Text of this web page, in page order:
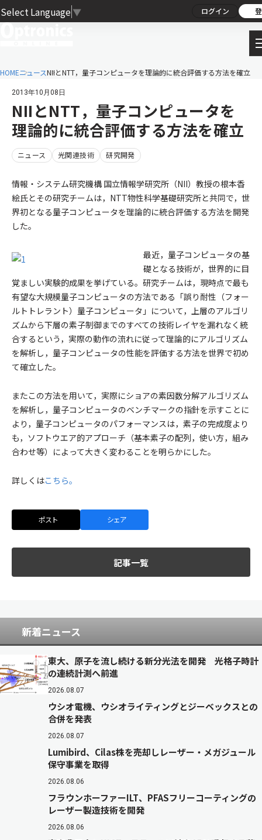
Select Language ▼ ログイン
HOMEニュースNIIとNTT，量子コンピュータを理論的に統合評価する方法を確立
2013年10月08日
NIIとNTT，量子コンピュータを
理論的に統合評価する方法を確立
ニュース 光関連技術 研究開発
情報・システム研究機構 国立情報学研究所（NII）教授の根本香
絵氏とその研究チームは，NTT物性科学基礎研究所と共同で，世
界初となる量子コンピュータを理論的に統合評価する方法を開発
した。
最近，量子コンピュータの基
礎となる技術が，世界的に目
覚ましい実験的成果を挙げている。研究チームは，現時点で最も
有望な大規模量子コンピュータの方法である「誤り耐性（フォー
ルトトレラント）量子コンピュータ」について，上層のアルゴリ
ズムから下層の素子制御までのすべての技術レイヤを漏れなく統
合するという，実際の動作の流れに従って理論的にアルゴリズム
を解析し，量子コンピュータの性能を評価する方法を世界で初め
て確立した。
またこの方法を用いて，実際にショアの素因数分解アルゴリズム
を解析し，量子コンピュータのベンチマークの指針を示すことに
より，量子コンピュータのパフォーマンスは，素子の完成度より
も，ソフトウエア的アプローチ（基本素子の配列，使い方，組み
合わせ等）によって大きく変わることを明らかにした。
詳しくはこちら。
ポスト シェア
記事一覧
新着ニュース
東大、原子を流し続ける新分光法を開発 光格子時計
の連続計測へ前進
2026.08.07
ウシオ電機、ウシオライティングとジーベックスとの
合併を発表
2026.08.07
Lumibird、Cilas株を売却しレーザー・メガジュール
保守事業を取得
2026.08.06
フラウンホーファーILT、PFASフリーコーティングの
レーザー製造技術を開発
2026.08.06